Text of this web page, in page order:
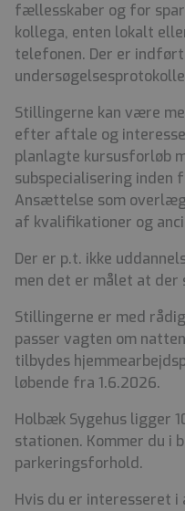
fællesskaber og for
kollega, enten lokalt
telefonen. Der er
Stillingerne kan være
efter aftale og
planlagte kursusforløb
subspecialisering inden
Ansættelse som
af kvalifikationer og
Der er p.t. ikke
men det er målet at
Stillingerne er med
passer vagten om
tilbydes
løbende fra 1.6.2026.
Holbæk Sygehus ligger
stationen. Kommer du i
parkeringsforhold.
Hvis du er interesseret